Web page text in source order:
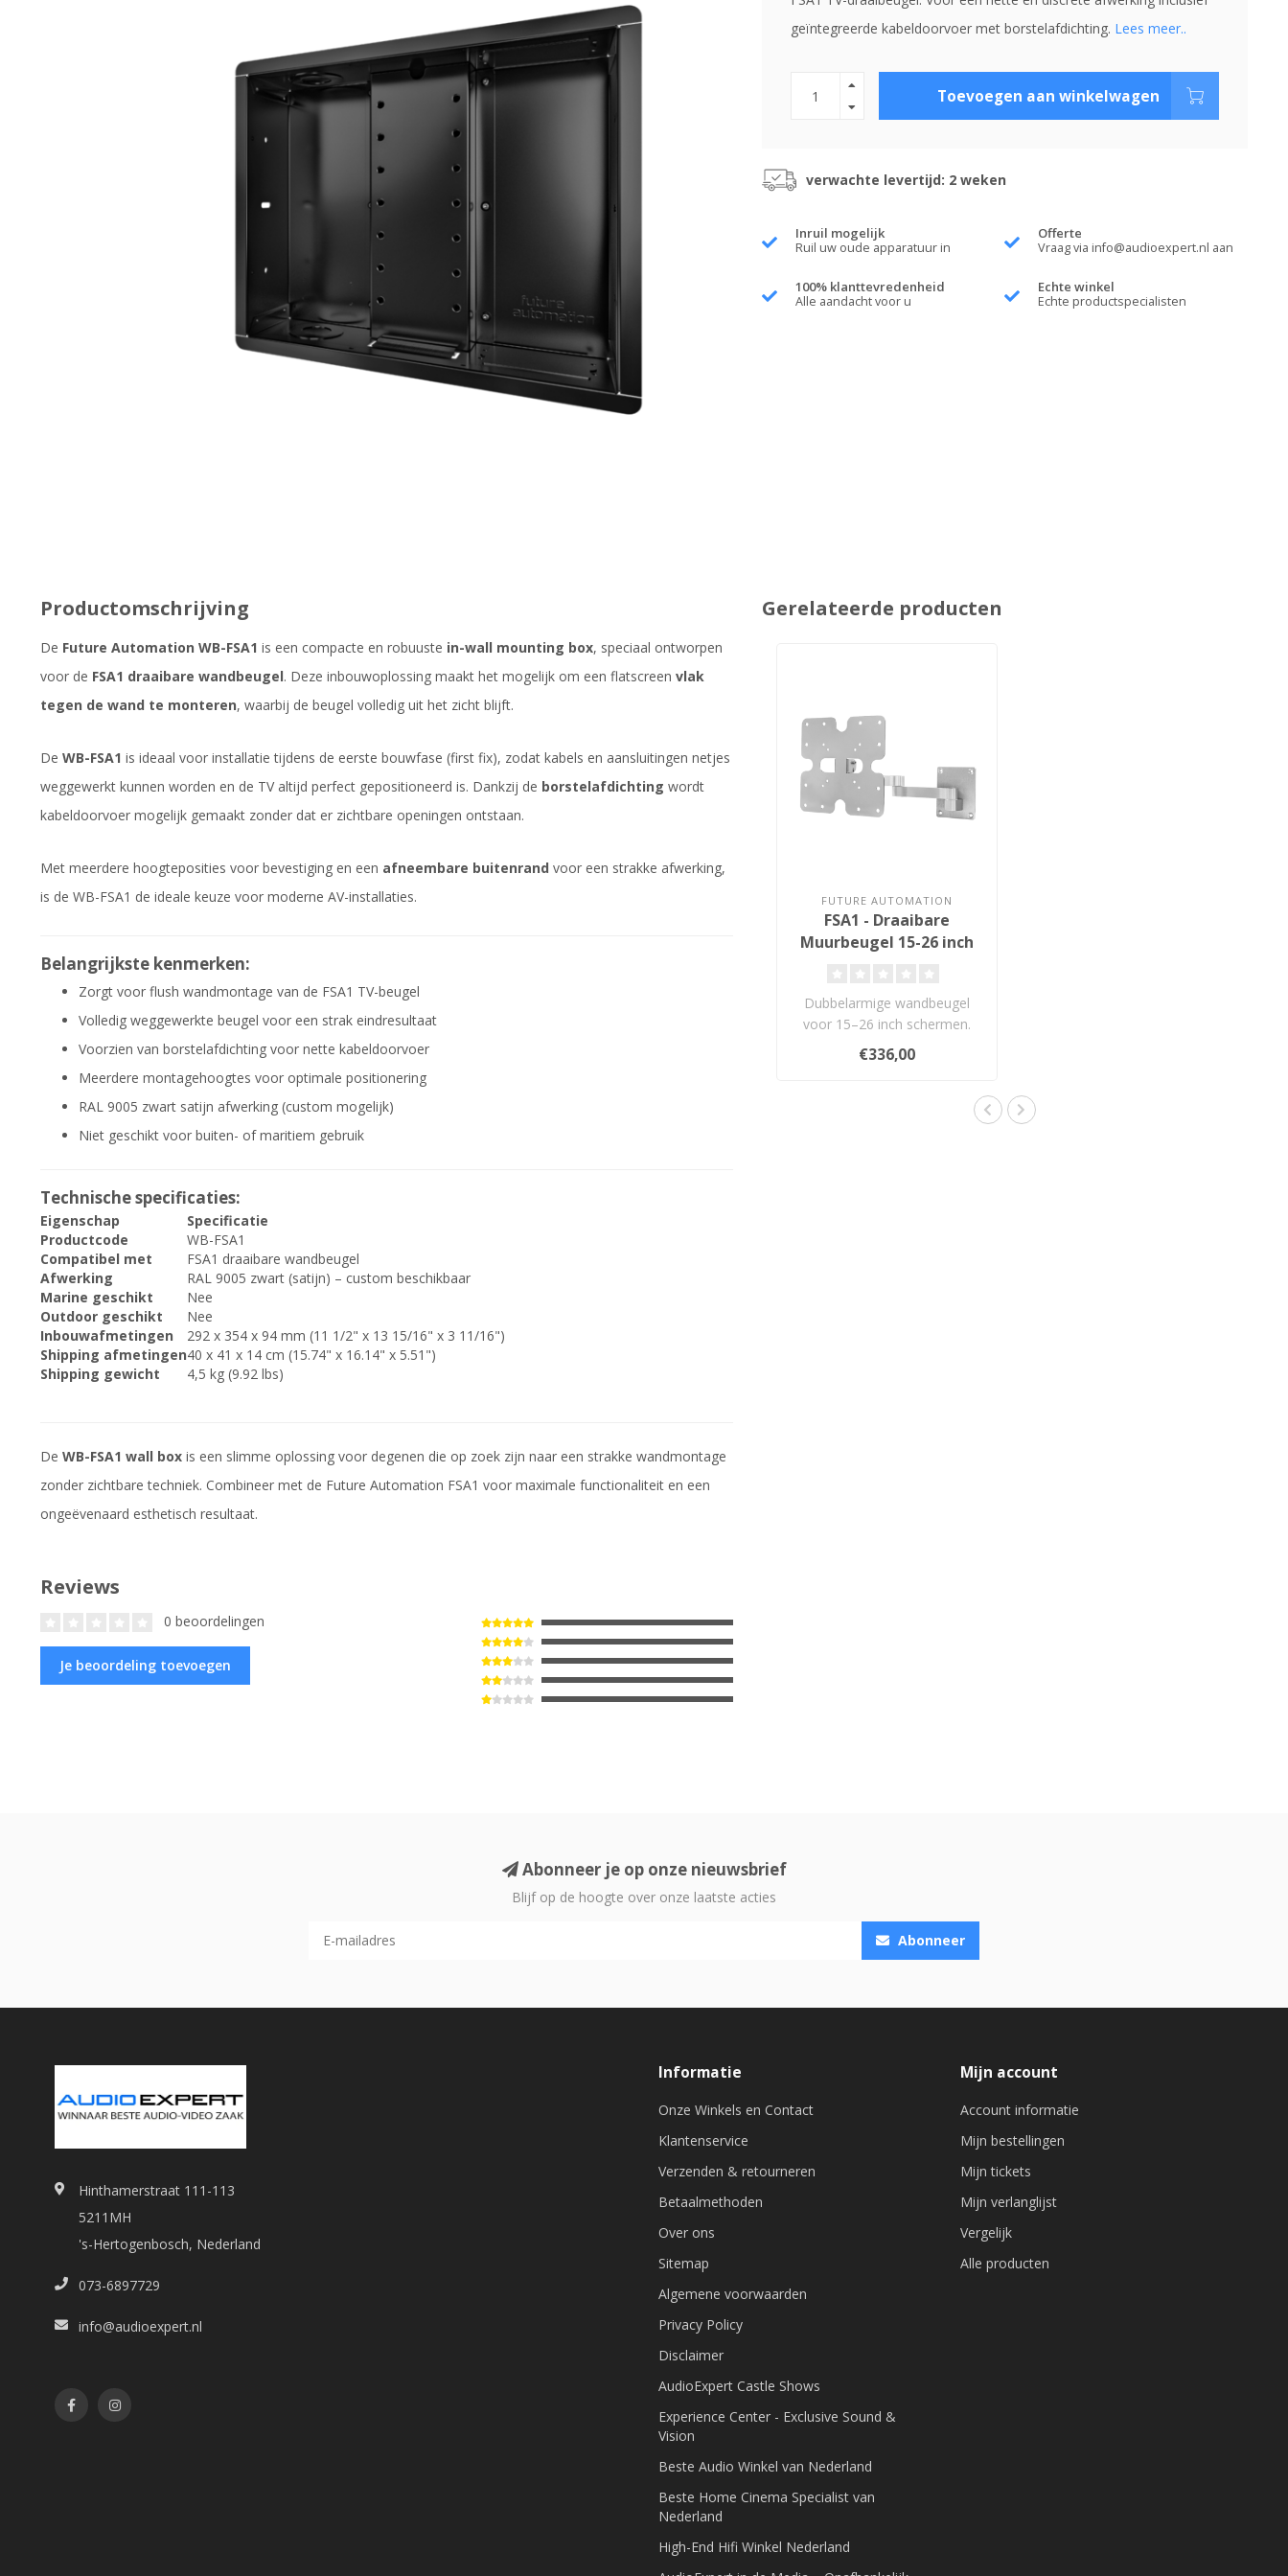
geïntegreerde kabeldoorvoer met borstelafdichting. Lees meer..
Toevoegen aan winkelwagen
verwachte levertijd: 2 weken
Inruil mogelijk
Ruil uw oude apparatuur in
Offerte
Vraag via info@audioexpert.nl aan
100% klanttevredenheid
Alle aandacht voor u
Echte winkel
Echte productspecialisten
Productomschrijving
De Future Automation WB-FSA1 is een compacte en robuuste in-wall mounting box, speciaal ontworpen
voor de FSA1 draaibare wandbeugel. Deze inbouwoplossing maakt het mogelijk om een flatscreen vlak
tegen de wand te monteren, waarbij de beugel volledig uit het zicht blijft.
De WB-FSA1 is ideaal voor installatie tijdens de eerste bouwfase (first fix), zodat kabels en aansluitingen netjes
weggewerkt kunnen worden en de TV altijd perfect gepositioneerd is. Dankzij de borstelafdichting wordt
kabeldoorvoer mogelijk gemaakt zonder dat er zichtbare openingen ontstaan.
Met meerdere hoogteposities voor bevestiging en een afneembare buitenrand voor een strakke afwerking,
is de WB-FSA1 de ideale keuze voor moderne AV-installaties.
Belangrijkste kenmerken:
Zorgt voor flush wandmontage van de FSA1 TV-beugel
Volledig weggewerkte beugel voor een strak eindresultaat
Voorzien van borstelafdichting voor nette kabeldoorvoer
Meerdere montagehoogtes voor optimale positionering
RAL 9005 zwart satijn afwerking (custom mogelijk)
Niet geschikt voor buiten- of maritiem gebruik
Technische specificaties:
Eigenschap
Specificatie
Productcode
WB-FSA1
Compatibel met
FSA1 draaibare wandbeugel
Afwerking
RAL 9005 zwart (satijn) – custom beschikbaar
Marine geschikt
Nee
Outdoor geschikt
Nee
Inbouwafmetingen
292 x 354 x 94 mm (11 1/2" x 13 15/16" x 3 11/16")
Shipping afmetingen40 x 41 x 14 cm (15.74" x 16.14" x 5.51")
Shipping gewicht
4,5 kg (9.92 lbs)
De WB-FSA1 wall box is een slimme oplossing voor degenen die op zoek zijn naar een strakke wandmontage
zonder zichtbare techniek. Combineer met de Future Automation FSA1 voor maximale functionaliteit en een
ongeëvenaard esthetisch resultaat.
Reviews
0 beoordelingen
Je beoordeling toevoegen
Gerelateerde producten
FUTURE AUTOMATION
FSA1 - Draaibare
Muurbeugel 15-26 inch
Dubbelarmige wandbeugel
voor 15–26 inch schermen.
Draaibaar tot 180°, met kan..
€336,00
Abonneer je op onze nieuwsbrief
Blijf op de hoogte over onze laatste acties
Abonneer
Hinthamerstraat 111-113
5211MH
's-Hertogenbosch, Nederland
073-6897729
info@audioexpert.nl
Informatie
Onze Winkels en Contact
Klantenservice
Verzenden & retourneren
Betaalmethoden
Over ons
Sitemap
Algemene voorwaarden
Privacy Policy
Disclaimer
AudioExpert Castle Shows
Experience Center - Exclusive Sound &
Vision
Beste Audio Winkel van Nederland
Beste Home Cinema Specialist van
Nederland
High-End Hifi Winkel Nederland
Mijn account
Account informatie
Mijn bestellingen
Mijn tickets
Mijn verlanglijst
Vergelijk
Alle producten